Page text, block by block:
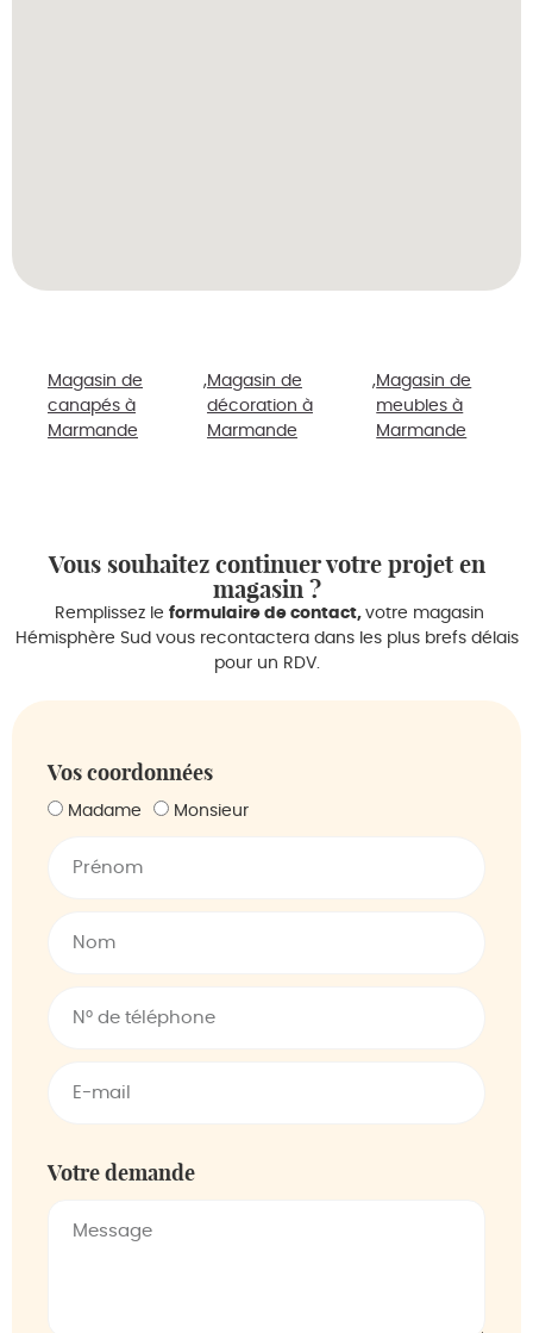
Magasin de
canapés à
Marmande
Magasin de
décoration à
Marmande
Magasin de
meubles à
Marmande
Vous souhaitez continuer votre projet en
magasin ?
Remplissez le formulaire de contact, votre magasin
Hémisphère Sud vous recontactera dans les plus brefs délais
pour un RDV.
Vos coordonnées
Madame Monsieur
Votre demande